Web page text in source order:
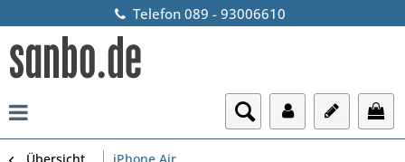
Telefon 089 - 93006610